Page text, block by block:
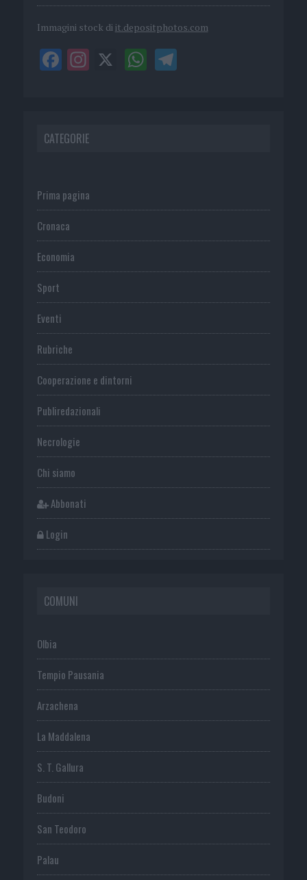
Immagini stock di it.depositphotos.com
CATEGORIE
Prima pagina
Cronaca
Economia
Sport
Eventi
Rubriche
Cooperazione e dintorni
Publiredazionali
Necrologie
Chi siamo
Abbonati
Login
COMUNI
Olbia
Tempio Pausania
Arzachena
La Maddalena
S. T. Gallura
Budoni
San Teodoro
Palau